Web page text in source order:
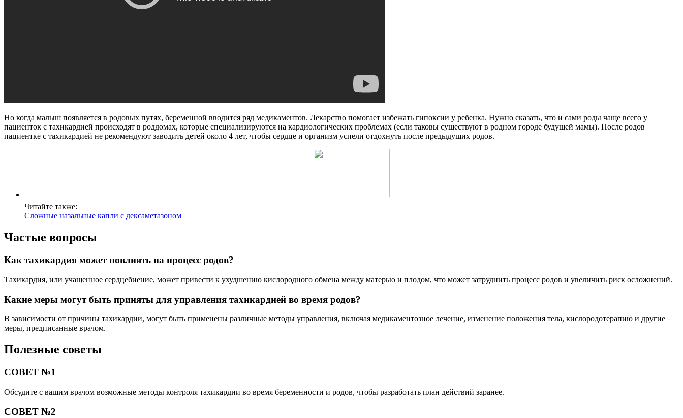
Но когда малыш появляется в родовых путях, беременной вводится ряд медикаментов. Лекарство помогает избежать гипоксии у ребенка. Нужно сказать, что и сами роды чаще всего у
пациенток с тахикардией происходят в роддомах, которые специализируются на кардиологических проблемах (если таковы существуют в родном городе будущей мамы). После родов
пациентке с тахикардией не рекомендуют заводить детей около 4 лет, чтобы сердце и организм успели отдохнуть после предыдущих родов.
Читайте также:
Сложные назальные капли с дексаметазоном
Частые вопросы
Как тахикардия может повлиять на процесс родов?
Тахикардия, или учащенное сердцебиение, может привести к ухудшению кислородного обмена между матерью и плодом, что может затруднить процесс родов и увеличить риск осложнений.
Какие меры могут быть приняты для управления тахикардией во время родов?
В зависимости от причины тахикардии, могут быть применены различные методы управления, включая медикаментозное лечение, изменение положения тела, кислородотерапию и другие
меры, предписанные врачом.
Полезные советы
СОВЕТ №1
Обсудите с вашим врачом возможные методы контроля тахикардии во время беременности и родов, чтобы разработать план действий заранее.
СОВЕТ №2